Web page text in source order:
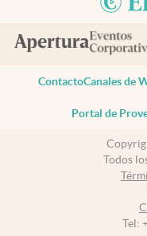
ContactoCanales de
Portal de
Todos
Tel: